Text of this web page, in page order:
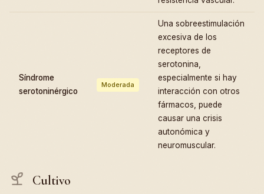
Síndrome
serotoninérgico
Moderada
Una sobreestimulación
excesiva de los
receptores de
serotonina,
especialmente si hay
interacción con otros
fármacos, puede
causar una crisis
autonómica y
neuromuscular.
Cultivo